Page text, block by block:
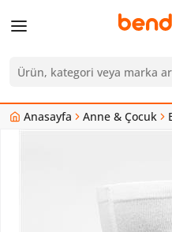
Anasayfa Anne & Çocuk